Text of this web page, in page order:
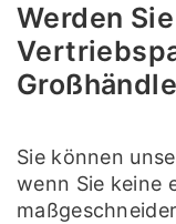
Werden
Sie können
wenn Sie keine